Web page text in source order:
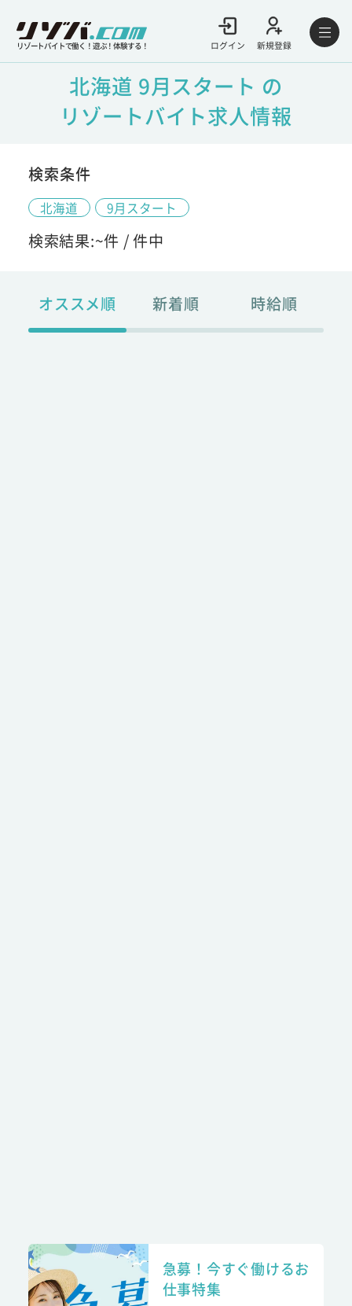
リゾートバイトで働く！遊ぶ！体験する！ ログイン 新規登録
北海道 9月スタート の
リゾートバイト求人情報
検索条件
北海道 9月スタート
検索結果:~件 /件中
オススメ順 新着順 時給順
急募！今すぐ働けるお
仕事特集